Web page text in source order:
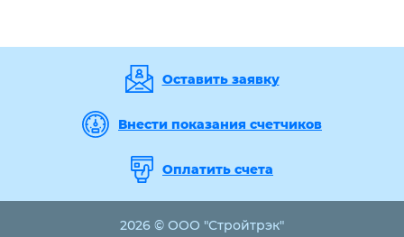
Оставить заявку
Внести показания счетчиков
Оплатить счета
2026 © ООО "Стройтрэк"